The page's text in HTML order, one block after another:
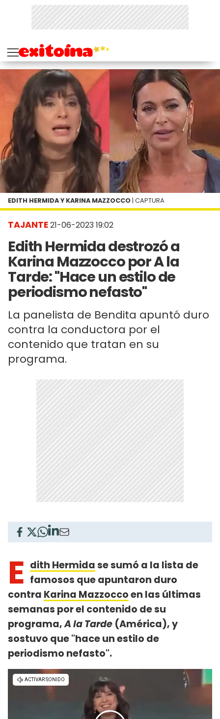
TAJANTE21-06-2023 19:02
Edith Hermida destrozó a
Karina Mazzocco por A la
Tarde: "Hace un estilo de
periodismo nefasto"
La panelista de Bendita apuntó duro
contra la conductora por el
contenido que tratan en su
programa.
EDITH HERMIDA Y KARINA MAZZOCCO | CAPTURA
E dith Hermidase sumó a la lista de
famosos que apuntaron duro
contra Karina Mazzoccoen las últimas
semanas por el contenido de su
programa,A la Tarde (América), y
sostuvo que "hace un estilo de
periodismo nefasto".